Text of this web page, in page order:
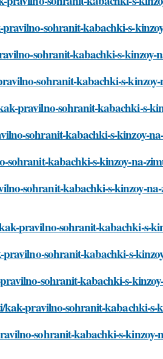
sohranit-kabachki-s-
sohranit-kabachki-s-kinzoy-
sohranit-kabachki-s-
pravilno-sohranit-kabachki-s-
sohranit-kabachki-s-kinzoy-
sohranit-kabachki-s-kinzoy-na-
sohranit-kabachki-s-kinzoy-
pravilno-sohranit-kabachki-s-
sohranit-kabachki-s-
sohranit-kabachki-s-
pravilno-sohranit-kabachki-s-
sohranit-kabachki-s-kinzoy-